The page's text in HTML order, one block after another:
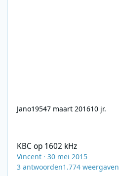
Jano19547 maart 201610 jr.
KBC op 1602 kHz
Vincent ·30 mei 2015
3 antwoorden1.774 weergaven